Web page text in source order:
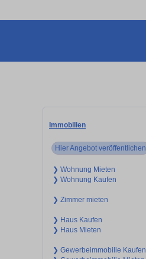
Immobilien
Hier Angebot veröffentlichen
❯ Wohnung Mieten
❯ Wohnung Kaufen
❯ Zimmer mieten
❯ Haus Kaufen
❯ Haus Mieten
❯ Gewerbeimmobilie Kaufen